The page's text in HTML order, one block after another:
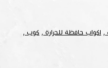
, اكواب حافظة للحرارة , كوب ,